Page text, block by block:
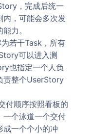
，完成后统一
内，可能会多次发
力。
若干Task，所有
可以进入测
也指定一个人负
责整个UserStory
付顺序按照看板的
一个泳道一个交付
成一个个小的冲